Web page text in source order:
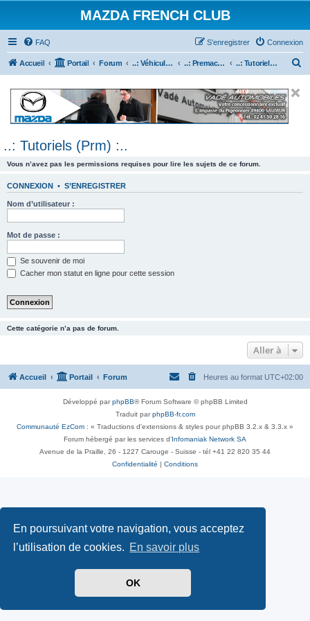
En poursuivant votre navigation, vous acceptez
l’utilisation de cookies. En savoir plus
OK
MAZDA FRENCH CLUB
FAQ Connexion
S’enregistrer
Accueil Portail Forum ..: Véhicules Mazda ancien (<2003) :.. ..: Premacy :.. ..: Tutoriels (Prm) :..
e
..: Tutoriels (Prm) :..
Vous n’avez pas les permissions requises pour lire les sujets de ce forum.
CONNEXION • S’ENREGISTRER
Nom d’utilisateur :
Mot de passe :
Se souvenir de moi
Cacher mon statut en ligne pour cette session
Cette catégorie n’a pas de forum.
Aller à
Accueil Portail Forum Heures au format UTC+02:00
Développé parphpBB® Forum Software © phpBB Limited
Traduit parphpBB-fr.com
Communauté EzCom : « Traductions d'extensions & styles pour phpBB 3.2.x & 3.3.x »
Forum hébergé par les services d’ Infomaniak Network SA
Avenue de la Praille, 26 - 1227 Carouge - Suisse - tél +41 22 820 35 44
Confidentialité
Conditions